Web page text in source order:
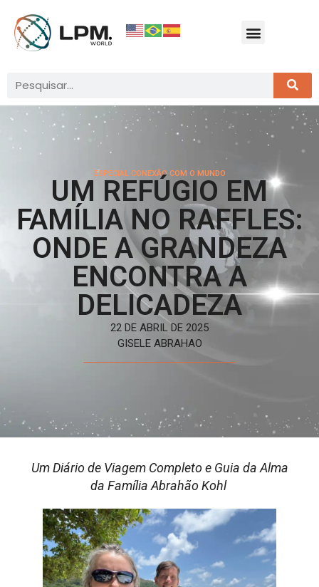
ESPECIAL CONEXÃO COM O MUNDO
UM REFÚGIO EM
FAMÍLIA NO RAFFLES:
ONDE A GRANDEZA
ENCONTRA A
DELICADEZA
22 DE ABRIL DE 2025
GISELE ABRAHAO
Um Diário de Viagem Completo e Guia da Alma
da Família Abrahão Kohl